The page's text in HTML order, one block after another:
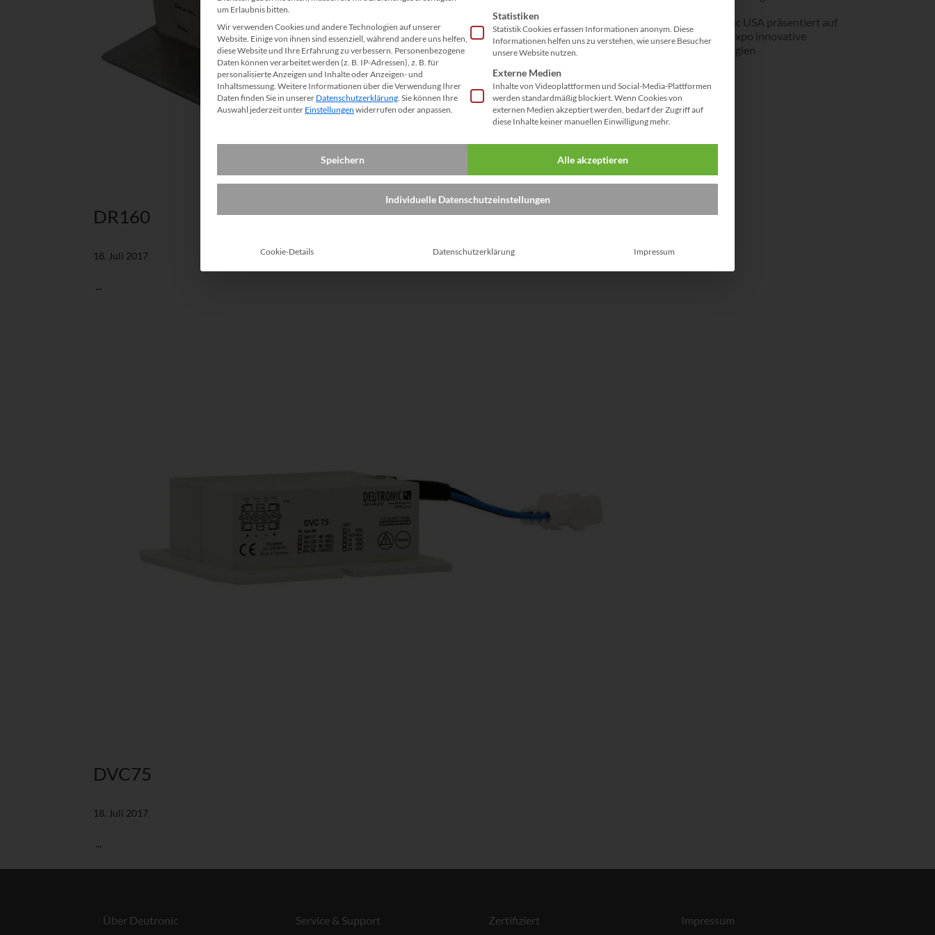
DR160
18. Juli 2017
DVC75
18. Juli 2017
...
Deutronic USA präsentiert auf
der iVT Expo innovative
Technologien
Über Deutronic
Service & Support
Zertifiziert
Impressum
um Erlaubnis bitten.
Wir verwenden Cookies und andere Technologien auf unserer
Website. Einige von ihnen sind essenziell, während andere uns helfen,
diese Website und Ihre Erfahrung zu verbessern. Personenbezogene
Daten können verarbeitet werden (z. B. IP-Adressen), z. B. für
personalisierte Anzeigen und Inhalte oder Anzeigen- und
Inhaltsmessung. Weitere Informationen über die Verwendung Ihrer
Daten finden Sie in unserer Datenschutzerklärung Sie können Ihre
Auswahl jederzeit unter Einstellungen widerrufen oder anpassen.
Statistiken
Statistik Cookies erfassen Informationen anonym. Diese
Informationen helfen uns zu verstehen, wie unsere Besucher
unsere Website nutzen.
Externe Medien
Inhalte von Videoplattformen und Social-Media-Plattformen
werden standardmäßig blockiert. Wenn Cookies von
externen Medien akzeptiert werden, bedarf der Zugriff auf
diese Inhalte keiner manuellen Einwilligung mehr.
Speichern Alle akzeptieren
Individuelle Datenschutzeinstellungen
Cookie-Details Datenschutzerklärung Impressum